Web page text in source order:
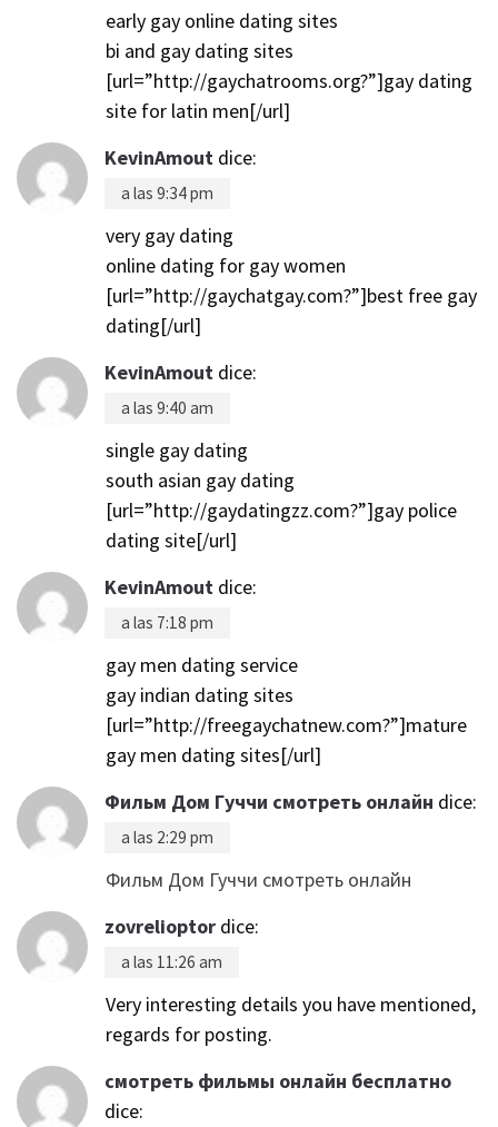
early gay online dating sites
bi and gay dating sites
[url=”http://gaychatrooms.org?”]gay dating
site for latin men[/url]
KevinAmout dice:
a las 9:34 pm
very gay dating
online dating for gay women
[url=”http://gaychatgay.com?”]best free gay
dating[/url]
KevinAmout dice:
a las 9:40 am
single gay dating
south asian gay dating
[url=”http://gaydatingzz.com?”]gay police
dating site[/url]
KevinAmout dice:
a las 7:18 pm
gay men dating service
gay indian dating sites
[url=”http://freegaychatnew.com?”]mature
gay men dating sites[/url]
Фильм Дом Гуччи смотреть онлайн dice:
a las 2:29 pm
Фильм Дом Гуччи смотреть онлайн
zovrelioptor dice:
a las 11:26 am
Very interesting details you have mentioned,
regards for posting.
смотреть фильмы онлайн бесплатно
dice: